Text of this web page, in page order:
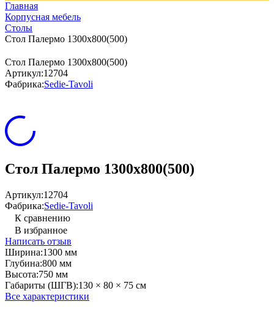
Главная
Корпусная мебель
Столы
Стол Палермо 1300х800(500)
Стол Палермо 1300х800(500)
Артикул:12704
Фабрика:Sedie-Tavoli
Стол Палермо 1300х800(500)
Артикул:12704
Фабрика:Sedie-Tavoli
К сравнению
В избранное
Написать отзыв
Ширина:1300 мм
Глубина:800 мм
Высота:750 мм
Габариты (ШГВ):130 × 80 × 75 см
Все характеристики